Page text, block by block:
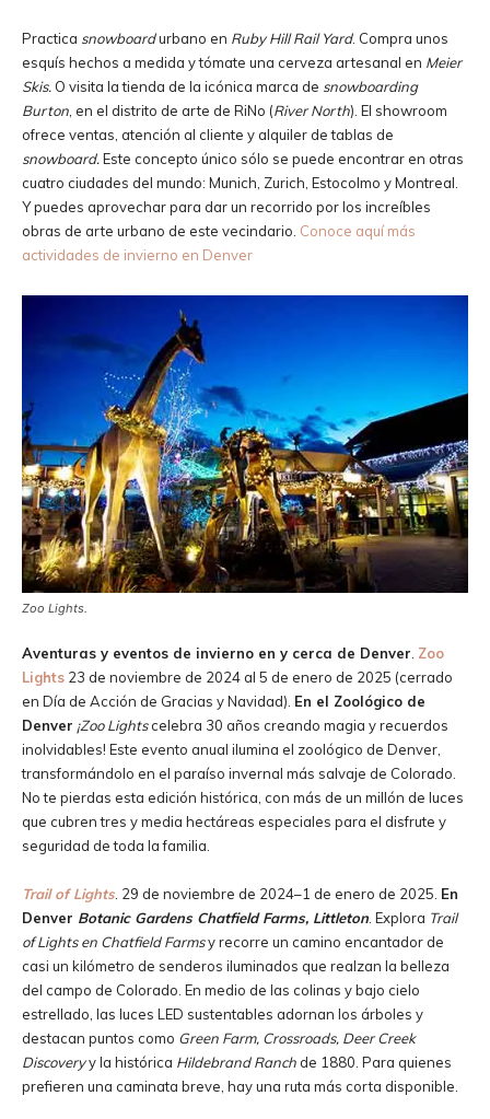
Practica snowboardurbano en Ruby Hill Rail Yard. Compra unos
esquís hechos a medida y tómate una cerveza artesanal en Meier
Skis. O visita la tienda de la icónica marca de snowboarding
Burton , en el distrito de arte de RiNo (River North). El showroom
ofrece ventas, atención al cliente y alquiler de tablas de
snowboard.Este concepto único sólo se puede encontrar en otras
cuatro ciudades del mundo: Munich, Zurich, Estocolmo y Montreal.
Y puedes aprovechar para dar un recorrido por los increíbles
obras de arte urbano de este vecindario. Conoce aquí más
actividades de invierno en Denver
Zoo Lights.
Aventuras y eventos de invierno en y cerca de Denver Zoo
Lights 23 de noviembre de 2024 al 5 de enero de 2025 (cerrado
en Día de Acción de Gracias y Navidad). En el Zoológico de
Denver ¡Zoo Lightscelebra 30 años creando magia y recuerdos
inolvidables! Este evento anual ilumina el zoológico de Denver,
transformándolo en el paraíso invernal más salvaje de Colorado.
No te pierdas esta edición histórica, con más de un millón de luces
que cubren tres y media hectáreas especiales para el disfrute y
seguridad de toda la familia.
Trail of Lights . 29 de noviembre de 2024–1 de enero de 2025. En
Denver Botanic Gardens Chatfield Farms, Littleton . Explora Trail
of Lights en Chatfield Farmsy recorre un camino encantador de
casi un kilómetro de senderos iluminados que realzan la belleza
del campo de Colorado. En medio de las colinas y bajo cielo
estrellado, las luces LED sustentables adornan los árboles y
destacan puntos como Green Farm, Crossroads, Deer Creek
Discoveryy la histórica Hildebrand Ranch de 1880. Para quienes
prefieren una caminata breve, hay una ruta más corta disponible.